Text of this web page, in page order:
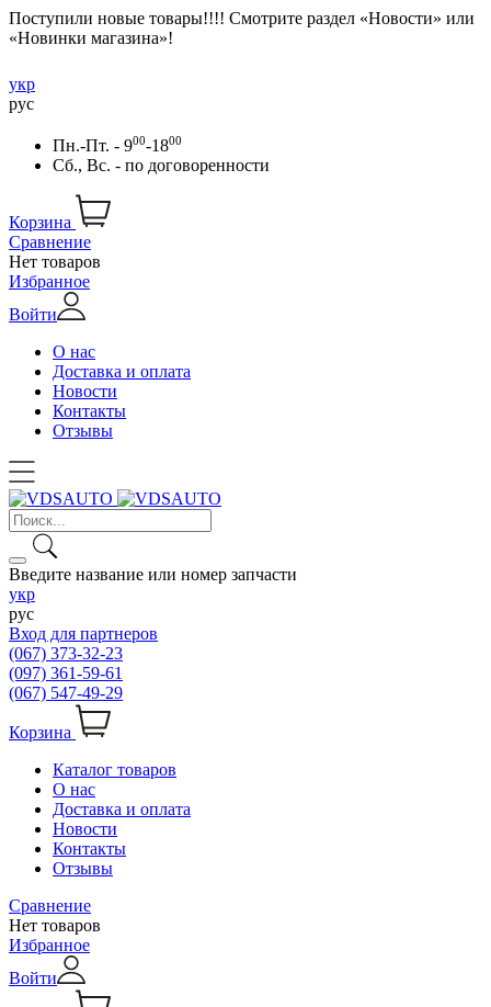
Поступили новые товары!!!! Смотрите раздел «Новости» или
«Новинки магазина»!
укр
рус
Пн.-Пт. - 900-1800
Сб., Вс. - по договоренности
Корзина
Сравнение
Нет товаров
Избранное
Войти
О нас
Доставка и оплата
Новости
Контакты
Отзывы
Введите название или номер запчасти
укр
рус
Вход для партнеров
(067) 373-32-23
(097) 361-59-61
(067) 547-49-29
Корзина
Каталог товаров
О нас
Доставка и оплата
Новости
Контакты
Отзывы
Сравнение
Нет товаров
Избранное
Войти